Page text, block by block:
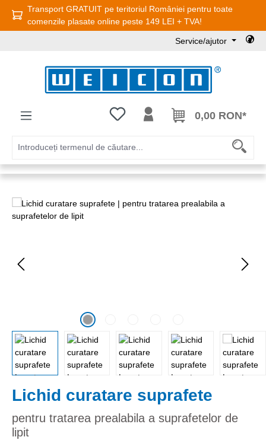
Sari la conținutul principal
Transport GRATUIT pe teritoriul României pentru toate
comenzile plasate online peste 149 LEI + TVA!
Service/ajutor
Aveți 0 articole din lista de dorințe
0,00 RON*
Sari peste galeria de imagini
Lichid curatare suprafete
pentru tratarea prealabila a suprafetelor de
lipit